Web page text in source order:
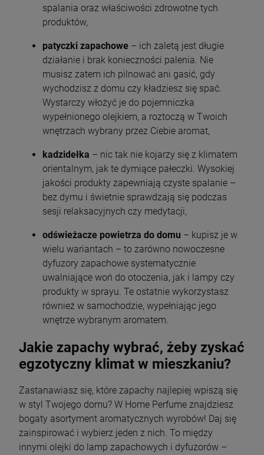
spalania oraz właściwości zdrowotne tych
produktów,
patyczki zapachowe – ich zaletą jest długie
działanie i brak konieczności palenia. Nie
musisz zatem ich pilnować ani gasić, gdy
wychodzisz z domu czy kładziesz się spać.
Wystarczy włożyć je do pojemniczka
wypełnionego olejkiem, a roztoczą w Twoich
wnętrzach wybrany przez Ciebie aromat,
kadzidełka – nic tak nie kojarzy się z klimatem
orientalnym, jak te dymiące pałeczki. Wysokiej
jakości produkty zapewniają czyste spalanie –
bez dymu i świetnie sprawdzają się podczas
sesji relaksacyjnych czy medytacji,
odświeżacze powietrza do domu – kupisz je w
wielu wariantach – to zarówno nowoczesne
dyfuzory zapachowe systematycznie
uwalniające woń do otoczenia, jak i lampy czy
produkty w sprayu. Te ostatnie wykorzystasz
również w samochodzie, wypełniając jego
wnętrze wybranym aromatem.
Jakie zapachy wybrać, żeby zyskać
egzotyczny klimat w mieszkaniu?
Zastanawiasz się, które zapachy najlepiej wpiszą się
w styl Twojego domu? W Home Perfume znajdziesz
bogaty asortyment aromatycznych wyrobów! Daj się
zainspirować i wybierz jeden z nich. To między
innymi olejki do lamp zapachowych i dyfuzorów –